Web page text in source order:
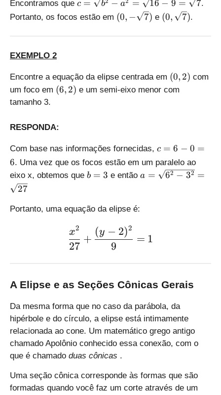
=
2
=
Encontramos que
=
\
b
^
}
=
\
rt
1
6
-
=
s
q
rt
7
c = b − a = 16−9 = 7.
Portanto, os focos estão em (
q
r
)
(0, − 7) e (
r
t
(0, 7).
EXEMPLO 2
Encontre a equação da elipse centrada em (
0
(0, 2) com
um foco em (
)
(6, 2) e um semi-eixo menor com
tamanho 3.
RESPONDA:
Com base nas informações fornecidas, c
=
6
-
c = 6 − 0 =
6. Uma vez que os focos estão em um paralelo ao
eixo x, obtemos que b
b = 3 e entãoa
{
-
^
2
=
\
q
rt
{
a = 62 − 32 =
27
Portanto, uma equação da elipse é:
\large \displaystyle
27
x2
+
9
(y − 2)2
= 1
A Elipse e as Seções Cônicas Gerais
Da mesma forma que no caso da parábola, da
hipérbole e do círculo, a elipse está intimamente
relacionada ao cone. Um matemático grego antigo
chamado Apolônio conhecido essa conexão, com o
que é chamado duas cônicas .
Uma seção cônica corresponde às formas que são
formadas quando você faz um corte através de um